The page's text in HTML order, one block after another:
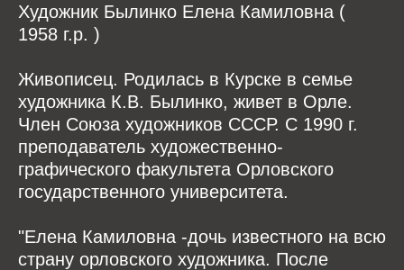
Художник Былинко Елена Камиловна (
1958 г.р. )
Живописец. Родилась в Курске в семье
художника К.В. Былинко, живет в Орле.
Член Союза художников СССР. С 1990 г.
преподаватель художественно-
графического факультета Орловского
государственного университета.
"Елена Камиловна -дочь известного на всю
страну орловского художника. После